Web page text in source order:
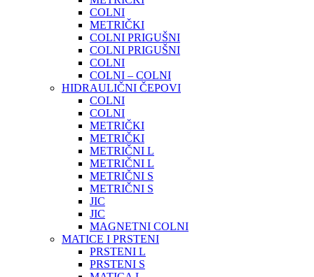
COLNI
METRIČKI
COLNI PRIGUŠNI
COLNI PRIGUŠNI
COLNI
COLNI – COLNI
HIDRAULIČNI ČEPOVI
COLNI
COLNI
METRIČKI
METRIČKI
METRIČNI L
METRIČNI L
METRIČNI S
METRIČNI S
JIC
JIC
MAGNETNI COLNI
MATICE I PRSTENI
PRSTENI L
PRSTENI S